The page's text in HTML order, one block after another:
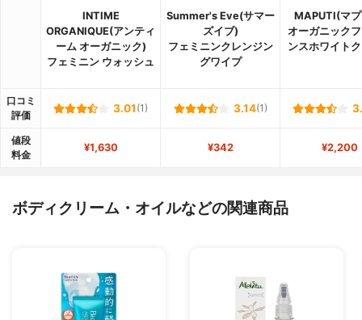
INTIME
ORGANIQUE(アンティ
ーム オーガニック)
フェミニン ウォッシュ
Summer's Eve(サマー
ズイブ)
フェミニンクレンジン
グワイプ
MAPUTI(マ
オーガニック
ンスホワイト
口コミ
評価
3.01 (1) 3.14(1)
値段
料金
¥1,630 ¥342 ¥2,200
ボディクリーム・オイルなどの関連商品